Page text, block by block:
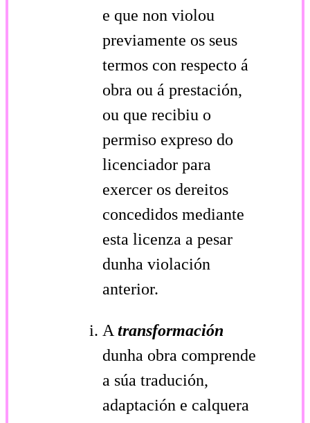
e que non violou
previamente os seus
termos con respecto á
obra ou á prestación,
ou que recibiu o
permiso expreso do
licenciador para
exercer os dereitos
concedidos mediante
esta licenza a pesar
dunha violación
anterior.
A transformación
dunha obra comprende
a súa tradución,
adaptación e calquera